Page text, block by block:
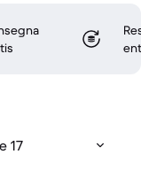
17